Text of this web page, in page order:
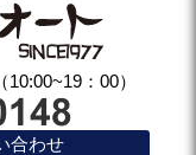
：00）
合わせ